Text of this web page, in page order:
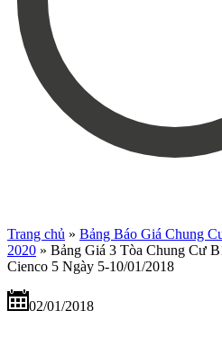
Trang chủ » Bảng Báo Giá Chung
2020 » Bảng Giá 3 Tòa Chung Cư
Cienco 5 Ngày 5-10/01/2018
02/01/2018